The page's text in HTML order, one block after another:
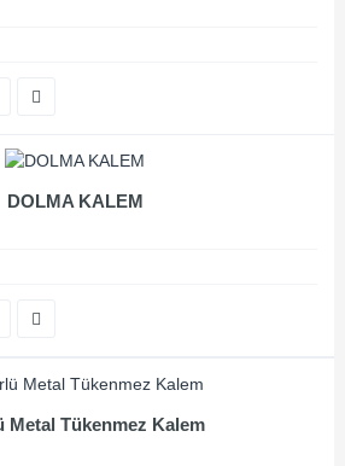
DOLMA KALEM
Metal Tükenmez Kalem